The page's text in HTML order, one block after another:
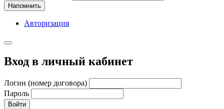
Напомнить
Авторизация
Вход в личный кабинет
Логин (номер договора)
Пароль
Войти